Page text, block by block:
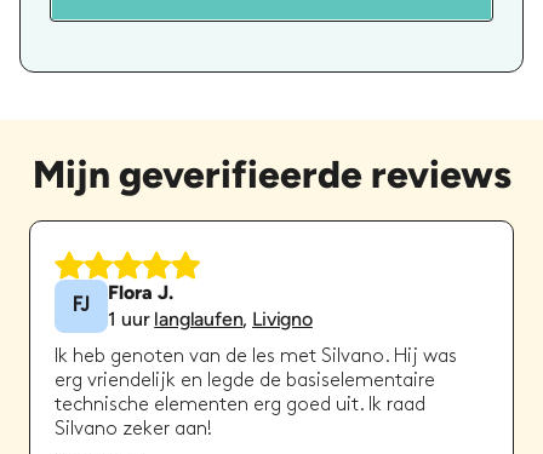
Mijn geverifieerde reviews
FJ
Flora J.
1 uur langlaufen, Livigno
Ik heb genoten van de les met Silvano. Hij was
erg vriendelijk en legde de basiselementaire
technische elementen erg goed uit. Ik raad
Silvano zeker aan!